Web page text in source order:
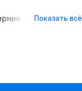
Показать всё